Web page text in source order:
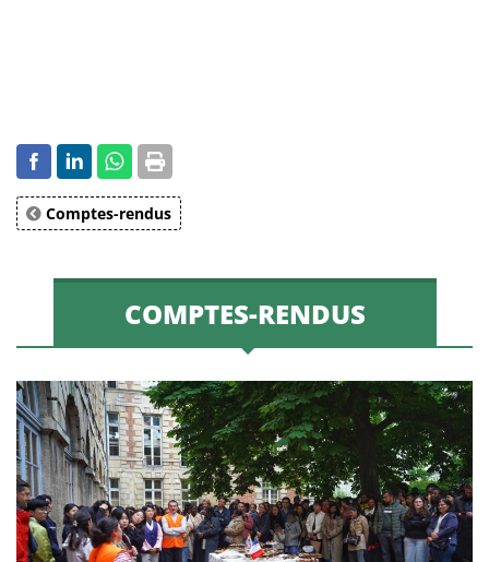
Comptes-rendus
COMPTES-RENDUS